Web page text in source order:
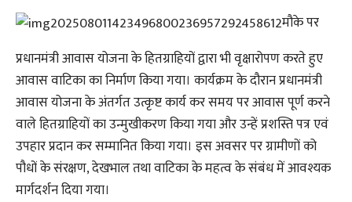
मौके पर
प्रधानमंत्री आवास योजना के हितग्राहियों द्वारा भी वृक्षारोपण करते हुए
आवास वाटिका का निर्माण किया गया। कार्यक्रम के दौरान प्रधानमंत्री
आवास योजना के अंतर्गत उत्कृष्ट कार्य कर समय पर आवास पूर्ण करने
वाले हितग्राहियों का उन्मुखीकरण किया गया और उन्हें प्रशस्ति पत्र एवं
उपहार प्रदान कर सम्मानित किया गया। इस अवसर पर ग्रामीणों को
पौधों के संरक्षण, देखभाल तथा वाटिका के महत्व के संबंध में आवश्यक
मार्गदर्शन दिया गया।